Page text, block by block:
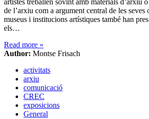
artistes treballen sovint amb materials d’arxiu
de l’arxiu com a argument central de les seves
museus i institucions artístiques també han
els…
Read more »
Author: Montse Frisach
activitats
arxiu
comunicació
CREC
exposicions
General